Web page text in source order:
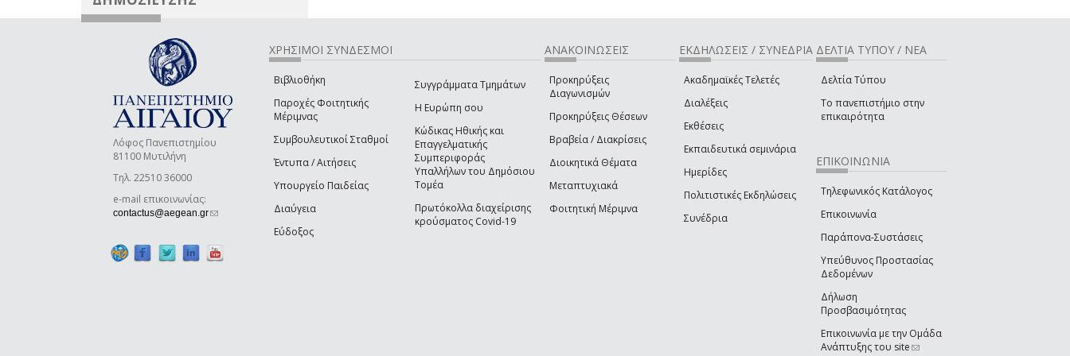
Λόφος Πανεπιστημίου
81100 Μυτιλήνη
Τηλ. 22510 36000
e-mail επικοινωνίας:
contactus@aegean.gr(link sends e-mail)
ΧΡΗΣΙΜΟΙ ΣΥΝΔΕΣΜΟΙ
Βιβλιοθήκη
Παροχές Φοιτητικής
Μέριμνας
Συμβουλευτικοί Σταθμοί
Έντυπα / Αιτήσεις
Υπουργείο Παιδείας
Διαύγεια
Εύδοξος
Συγγράμματα Τμημάτων
Η Ευρώπη σου
Κώδικας Ηθικής και
Επαγγελματικής
Συμπεριφοράς
Υπαλλήλων του Δημόσιου
Τομέα
Πρωτόκολλα διαχείρισης
κρούσματος Covid-19
ΑΝΑΚΟΙΝΩΣΕΙΣ
Προκηρύξεις
Διαγωνισμών
Προκηρύξεις Θέσεων
Βραβεία / Διακρίσεις
Διοικητικά Θέματα
Μεταπτυχιακά
Φοιτητική Μέριμνα
ΕΚΔΗΛΩΣΕΙΣ / ΣΥΝΕΔΡΙΑ
Ακαδημαϊκές Τελετές
Διαλέξεις
Εκθέσεις
Εκπαιδευτικά σεμινάρια
Ημερίδες
Πολιτιστικές Εκδηλώσεις
Συνέδρια
ΔΕΛΤΙΑ ΤΥΠΟΥ / ΝΕΑ
Δελτία Τύπου
Το πανεπιστήμιο στην
επικαιρότητα
ΕΠΙΚΟΙΝΩΝΙΑ
Τηλεφωνικός Κατάλογος
Επικοινωνία
Παράπονα-Συστάσεις
Υπεύθυνος Προστασίας
Δεδομένων
Δήλωση
Προσβασιμότητας
Επικοινωνία με την Ομάδα
Ανάπτυξης του site(link sends e-mail)